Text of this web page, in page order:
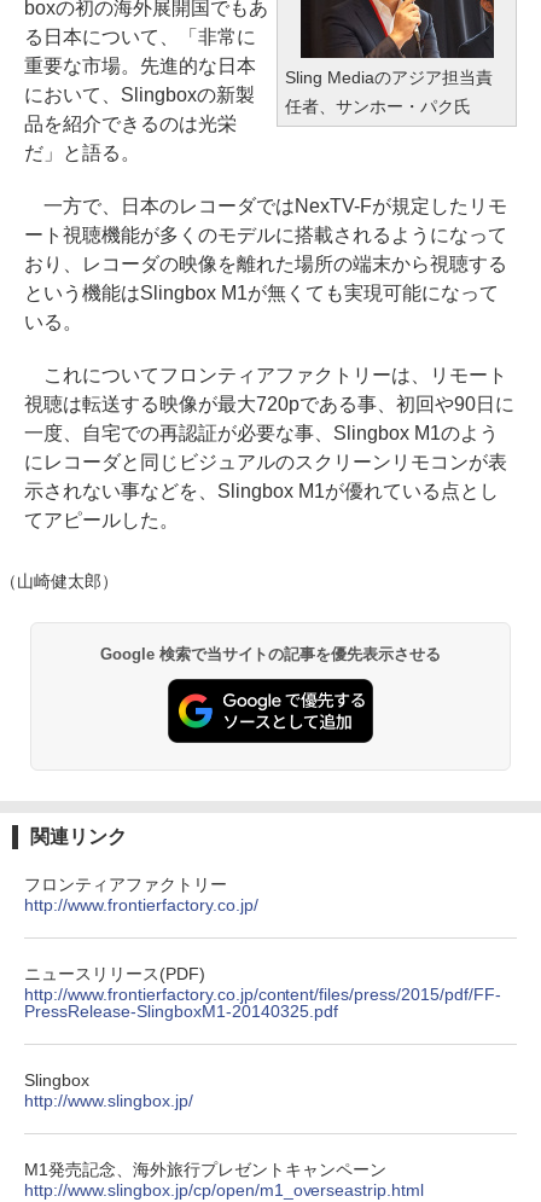
Sling Mediaのアジア担当責
任者、サンホー・パク氏
boxの初の海外展開国でもあ
る日本について、「非常に
重要な市場。先進的な日本
において、Slingboxの新製
品を紹介できるのは光栄
だ」と語る。
一方で、日本のレコーダではNexTV-Fが規定したリモ
ート視聴機能が多くのモデルに搭載されるようになって
おり、レコーダの映像を離れた場所の端末から視聴する
という機能はSlingbox M1が無くても実現可能になって
いる。
これについてフロンティアファクトリーは、リモート
視聴は転送する映像が最大720pである事、初回や90日に
一度、自宅での再認証が必要な事、Slingbox M1のよう
にレコーダと同じビジュアルのスクリーンリモコンが表
示されない事などを、Slingbox M1が優れている点とし
てアピールした。
（山崎健太郎）
Google 検索で当サイトの記事を優先表示させる
関連リンク
フロンティアファクトリー
http://www.frontierfactory.co.jp/
ニュースリリース(PDF)
http://www.frontierfactory.co.jp/content/files/press/2015/pdf/FF-
PressRelease-SlingboxM1-20140325.pdf
Slingbox
http://www.slingbox.jp/
M1発売記念、海外旅行プレゼントキャンペーン
http://www.slingbox.jp/cp/open/m1_overseastrip.html